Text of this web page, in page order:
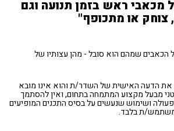
מכאבי ראש בזמן תנועה וגם
או מתכופף"
67 מספר על הכאבים שמהם הוא סובל - מהן עצותיו של
הדעה האישית של השדר/ת והוא אינו מובא
מבעל מקצוע המתמחה בתחום, ואין להסתמך
ושימוש שנעשים על בסיס התכנים המופיעים
ת בלבד.